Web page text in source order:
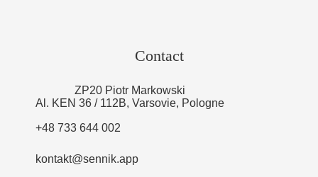
Contact
ZP20 Piotr Markowski
Al. KEN 36 / 112B, Varsovie, Pologne
+48 733 644 002
kontakt@sennik.app